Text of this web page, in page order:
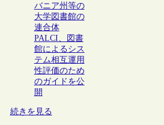
バニア州等の
大学図書館の
連合体
PALCI、図書
館によるシス
テム相互運用
性評価のため
のガイドを公
開
続きを見る